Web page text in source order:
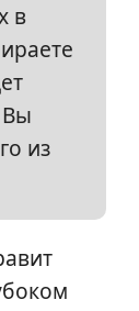
в
Вы
из